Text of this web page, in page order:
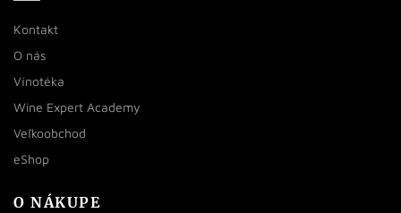
Kontakt
O nás
Vínotéka
Wine Expert Academy
Veľkoobchod
eShop
O NÁKUPE